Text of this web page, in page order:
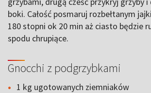
boki. Całość posmaruj rozbełtanym
180 stopni ok 20 min aż ciasto będzie
spodu chrupiące.
Gnocchi z podgrzybkami
1 kg ugotowanych ziemniaków